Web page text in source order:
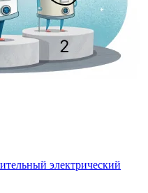
электрический